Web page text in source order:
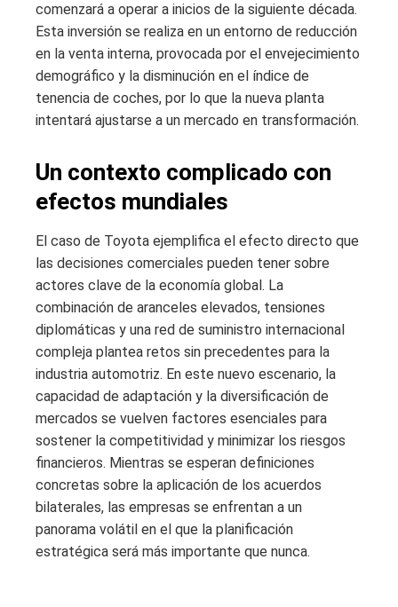
comenzará a operar a inicios de la siguiente década.
Esta inversión se realiza en un entorno de reducción
en la venta interna, provocada por el envejecimiento
demográfico y la disminución en el índice de
tenencia de coches, por lo que la nueva planta
intentará ajustarse a un mercado en transformación.
Un contexto complicado con
efectos mundiales
El caso de Toyota ejemplifica el efecto directo que
las decisiones comerciales pueden tener sobre
actores clave de la economía global. La
combinación de aranceles elevados, tensiones
diplomáticas y una red de suministro internacional
compleja plantea retos sin precedentes para la
industria automotriz. En este nuevo escenario, la
capacidad de adaptación y la diversificación de
mercados se vuelven factores esenciales para
sostener la competitividad y minimizar los riesgos
financieros. Mientras se esperan definiciones
concretas sobre la aplicación de los acuerdos
bilaterales, las empresas se enfrentan a un
panorama volátil en el que la planificación
estratégica será más importante que nunca.